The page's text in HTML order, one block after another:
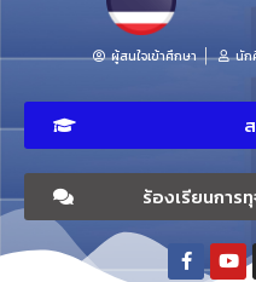
ผู้สนใจเข้าศึกษา นัก
ร้องเรียนการ